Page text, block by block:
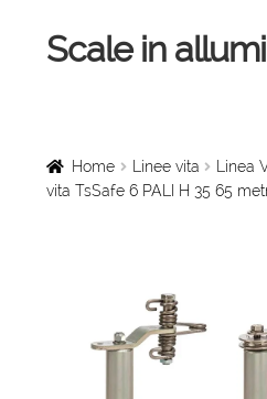
Vai
alla
Vai
al
Scale in
Scale a chiocciola
Scale in legno
Home Linee vita Linea
vita TsSafe 6 PALI H 35 65